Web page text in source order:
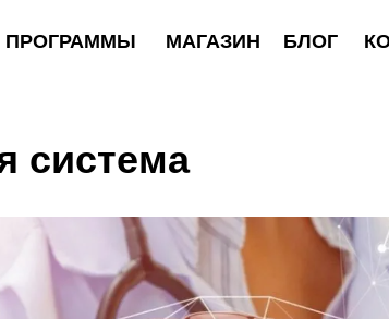
КОНТАКТЫ
БЛОГ
МАГАЗИН
система